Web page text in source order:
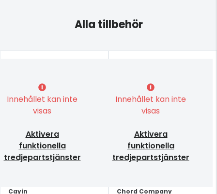
Alla tillbehör
Innehållet kan inte
visas
Aktivera
funktionella
tredjepartstjänster
Cayin
Innehållet kan inte
visas
Aktivera
funktionella
tredjepartstjänster
Chord Company